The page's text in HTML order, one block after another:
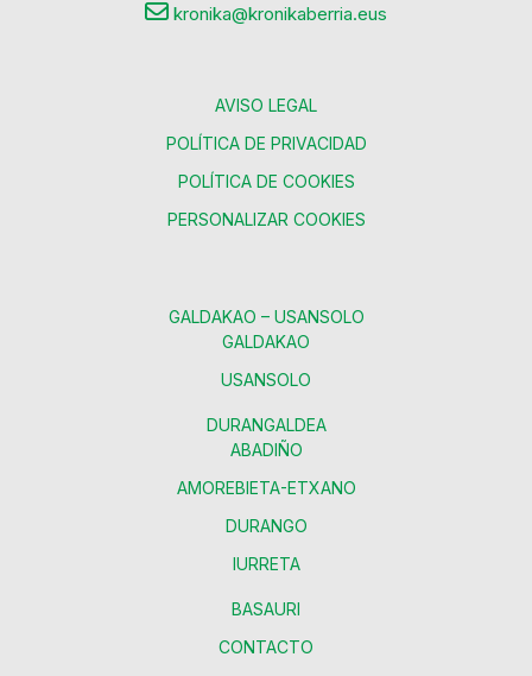
kronika@kronikaberria.eus
AVISO LEGAL
POLÍTICA DE PRIVACIDAD
POLÍTICA DE COOKIES
PERSONALIZAR COOKIES
GALDAKAO – USANSOLO
GALDAKAO
USANSOLO
DURANGALDEA
ABADIÑO
AMOREBIETA-ETXANO
DURANGO
IURRETA
BASAURI
CONTACTO